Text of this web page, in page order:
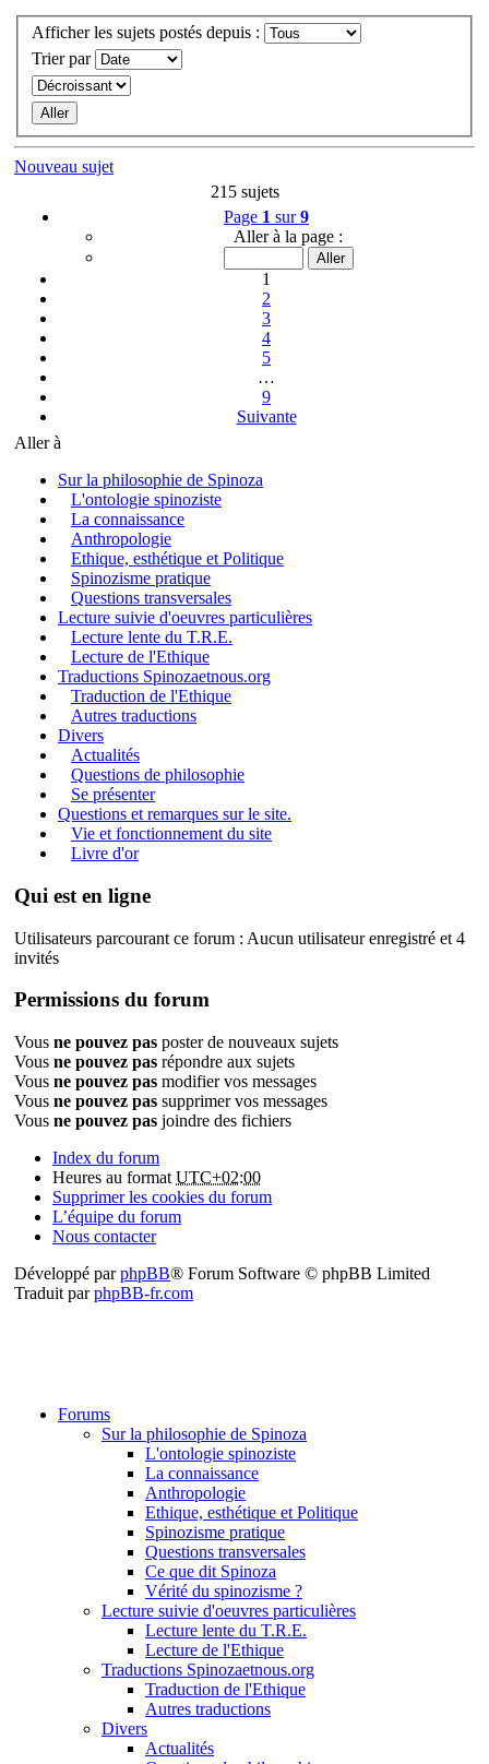
Afficher les sujets postés depuis :
Trier par
Nouveau sujet
215 sujets
Page 1 sur9
Aller à la page :
1
2
3
4
5
…
9
Suivante
Aller à
Sur la philosophie de Spinoza
L'ontologie spinoziste
La connaissance
Anthropologie
Ethique, esthétique et Politique
Spinozisme pratique
Questions transversales
Lecture suivie d'oeuvres particulières
Lecture lente du T.R.E.
Lecture de l'Ethique
Traductions Spinozaetnous.org
Traduction de l'Ethique
Autres traductions
Divers
Actualités
Questions de philosophie
Se présenter
Questions et remarques sur le site.
Vie et fonctionnement du site
Livre d'or
Qui est en ligne
Utilisateurs parcourant ce forum : Aucun utilisateur enregistré et 4
invités
Permissions du forum
Vous ne pouvez pas poster de nouveaux sujets
Vous ne pouvez pas répondre aux sujets
Vous ne pouvez pas modifier vos messages
Vous ne pouvez pas supprimer vos messages
Vous ne pouvez pas joindre des fichiers
Index du forum
Heures au format UTC+02:00
Supprimer les cookies du forum
L’équipe du forum
Nous contacter
Développé parphpBB® Forum Software © phpBB Limited
Traduit parphpBB-fr.com
Forums
Sur la philosophie de Spinoza
L'ontologie spinoziste
La connaissance
Anthropologie
Ethique, esthétique et Politique
Spinozisme pratique
Questions transversales
Ce que dit Spinoza
Vérité du spinozisme ?
Lecture suivie d'oeuvres particulières
Lecture lente du T.R.E.
Lecture de l'Ethique
Traductions Spinozaetnous.org
Traduction de l'Ethique
Autres traductions
Divers
Actualités